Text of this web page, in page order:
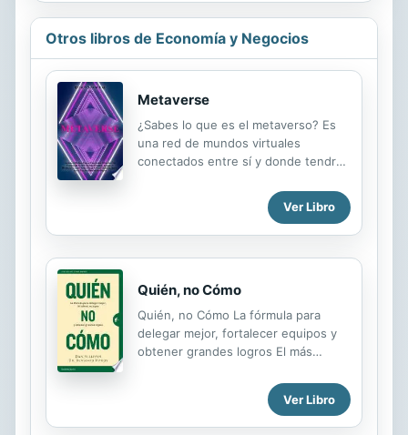
Otros libros de Economía y Negocios
Metaverse
¿Sabes lo que es el metaverso? Es
una red de mundos virtuales
conectados entre sí y donde tendrán
experiencias online, pero también
estará relacionado con el mundo
real. Aplicaciones de todo tipo,
ocio o trabajo... todo tendrá lugar en
Últimamente se oye hablar del
Metaverso por todas partes. Incluso
las empresas más poderosas de la
estadounidense se están uniendo al
nuevo movimiento. Si quieres estar
Ver Libro
Quién, no Cómo
Quién, no Cómo La fórmula para
delegar mejor, fortalecer equipos y
obtener grandes logros El más
emprendedores nos propone un
cambio de mentalidad que nos
permite conseguir un crecimiento
Ver Libro